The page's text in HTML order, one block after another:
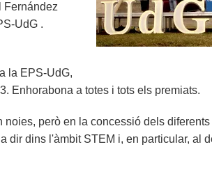
Fernández
UdG .
la EPS-UdG,
Enhorabona a totes i tots els premiats.
però en la concessió dels
dir dins l'àmbit STEM i, en particular, al